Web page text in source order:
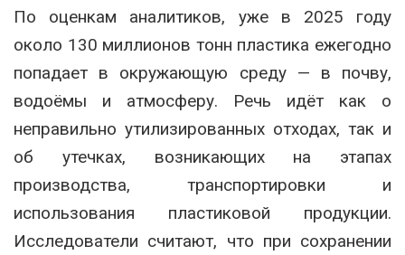
По оценкам аналитиков, уже в 2025 году
около 130 миллионов тонн пластика ежегодно
попадает в окружающую среду — в почву,
водоёмы и атмосферу. Речь идёт как о
неправильно утилизированных отходах, так и
об утечках, возникающих на этапах
производства, транспортировки и
использования пластиковой продукции.
Исследователи считают, что при сохранении